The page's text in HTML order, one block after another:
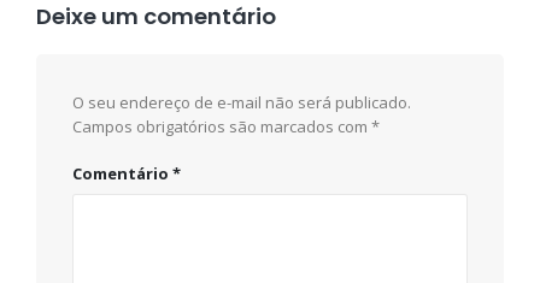
Deixe um comentário
O seu endereço de e-mail não será publicado.
Campos obrigatórios são marcados com *
Comentário *